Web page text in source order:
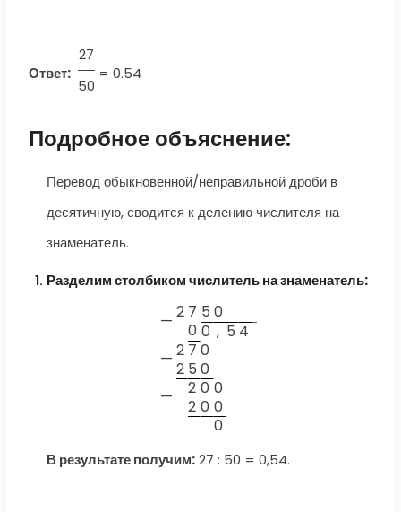
Ответ:
27
50
= 0.54
Подробное объяснение:
Перевод обыкновенной/неправильной дроби в
десятичную, сводится к делению числителя на
знаменатель.
Разделим столбиком числитель на знаменатель:
— 2 7 5 0
0 0 , 5 4
— 2 7 0
2 5 0
—
2 0 0
2 0 0
0
В результате получим:27 : 50 = 0,54.